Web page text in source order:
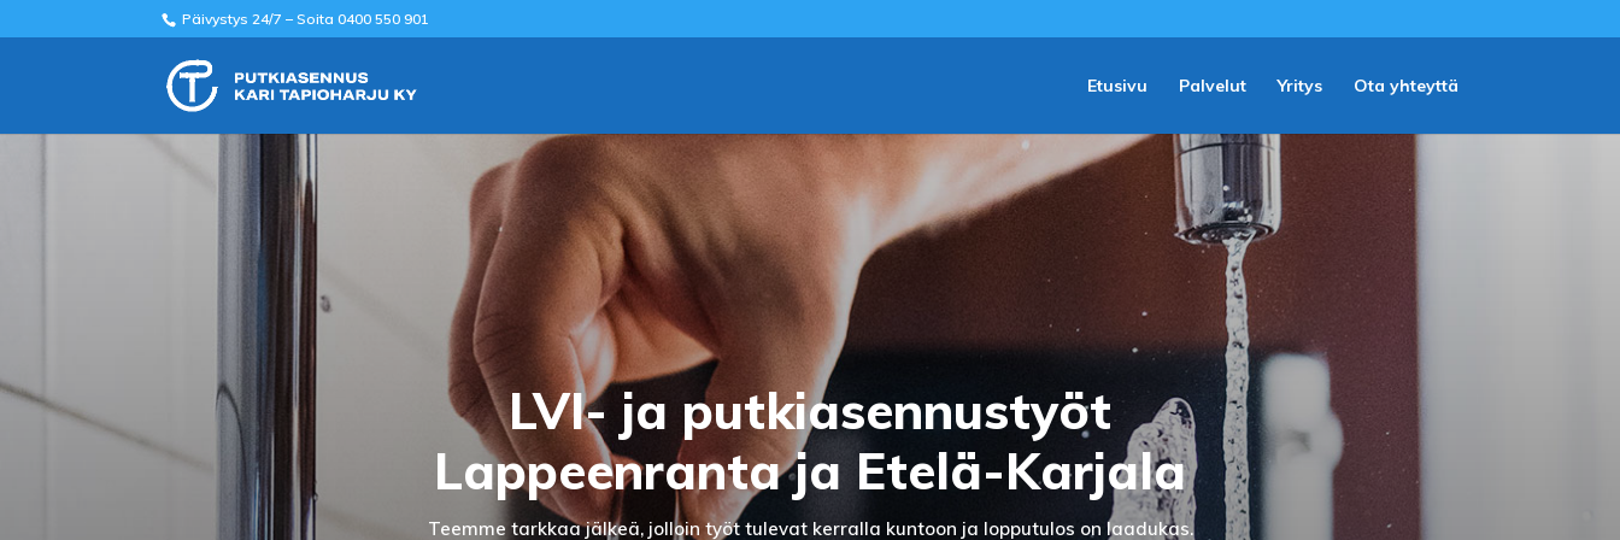
Päivystys 24/7 – Soita 0400 550 901
Etusivu Palvelut Yritys Ota yhteyttä
LVI- ja putkiasennustyöt
Lappeenranta ja Etelä-Karjala
Teemme tarkkaa jälkeä, jolloin työt tulevat kerralla kuntoon ja lopputulos on laadukas.